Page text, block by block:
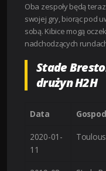
Oba zespoły będą
swojej gry, biorąc pod
sobą. Kibice mogą
nadchodzących
Stade
drużyn H2H
Data
2020-01-
11